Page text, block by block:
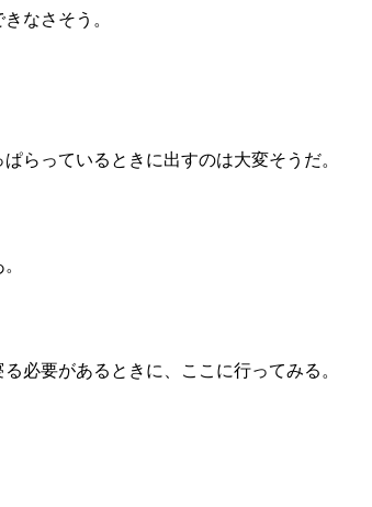
なさそう。
らっているときに出すのは大変そうだ。
必要があるときに、ここに行ってみる。